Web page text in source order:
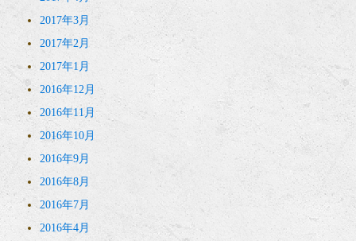
2017年3月
2017年2月
2017年1月
2016年12月
2016年11月
2016年10月
2016年9月
2016年8月
2016年7月
2016年4月